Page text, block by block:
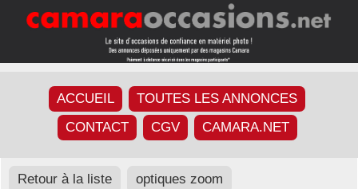
ACCUEIL
TOUTES LES ANNONCES
CONTACT
CGV CAMARA.NET
Retour à la liste
optiques zoom